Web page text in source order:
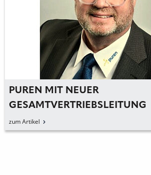
PUREN MIT NEUER
GESAMTVERTRIEBSLEITUNG
zum Artikel